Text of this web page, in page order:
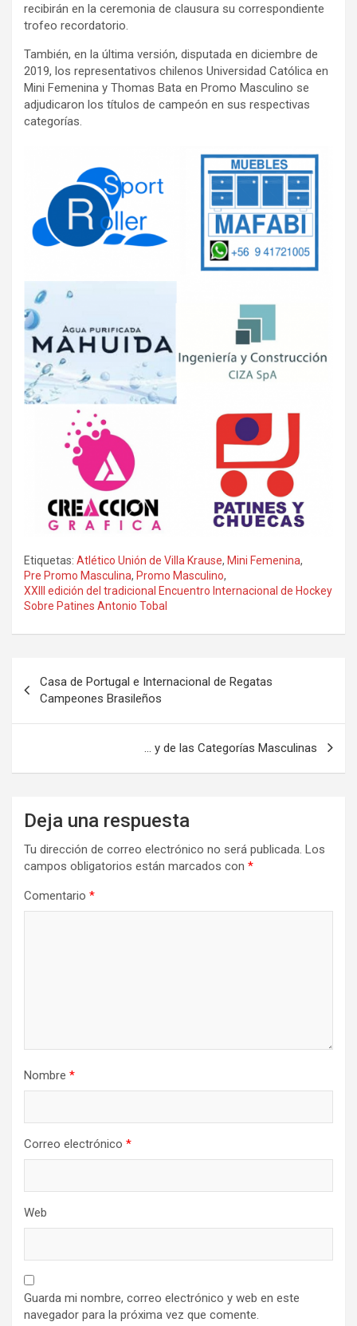
recibirán en la ceremonia de clausura su correspondiente
trofeo recordatorio.
También, en la última versión, disputada en diciembre de
2019, los representativos chilenos Universidad Católica en
Mini Femenina y Thomas Bata en Promo Masculino se
adjudicaron los títulos de campeón en sus respectivas
categorías.
Etiquetas: Atlético Unión de Villa Krause, Mini Femenina,
Pre Promo Masculina, Promo Masculino,
XXIII edición del tradicional Encuentro Internacional de Hockey
Sobre Patines Antonio Tobal
de
entradas
Casa de Portugal e Internacional de Regatas
Campeones Brasileños
… y de las Categorías Masculinas
Deja una respuesta
Tu dirección de correo electrónico no será publicada. Los
campos obligatorios están marcados con *
Comentario *
Nombre *
Correo electrónico *
Web
Guarda mi nombre, correo electrónico y web en este
navegador para la próxima vez que comente.